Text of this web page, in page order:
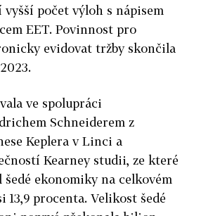
vyšší počet výloh s nápisem
EET. Povinnost pro
evidovat tržby skončila
ve spolupráci
Schneiderem z
Keplera v Linci a
Kearney studii, ze které
ekonomiky na celkovém
13,9 procenta. Velikost šedé